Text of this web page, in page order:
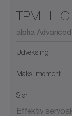
TPM+
alpha
Udveksling
Maks. moment
Slør
Effektiv